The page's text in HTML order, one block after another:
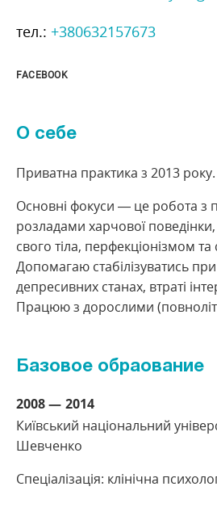
тел.: +380632157673
FACEBOOK
О себе
Приватна практика з 2013 року.
Основні фокуси — це робота з
розладами харчової
свого тіла, перфекціонізмом
Допомагаю стабілізуватись
депресивних станах, втраті
Працюю з дорослими
Базовое обраование
2008
2014
Київський національний
Шевченко
Спеціалізація: клінічна